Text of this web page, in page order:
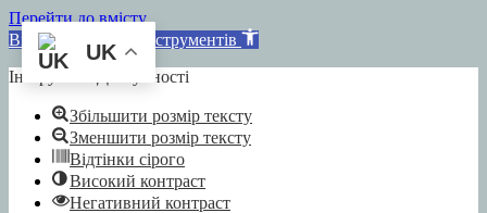
Перейти до вмісту
Відкрити Панель інструментів
Інструмент Доступності
Збільшити розмір тексту
Зменшити розмір тексту
Відтінки сірого
Високий контраст
Негативний контраст
UK